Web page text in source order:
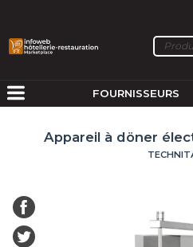
FOURNISSEURS
Appareil à döner